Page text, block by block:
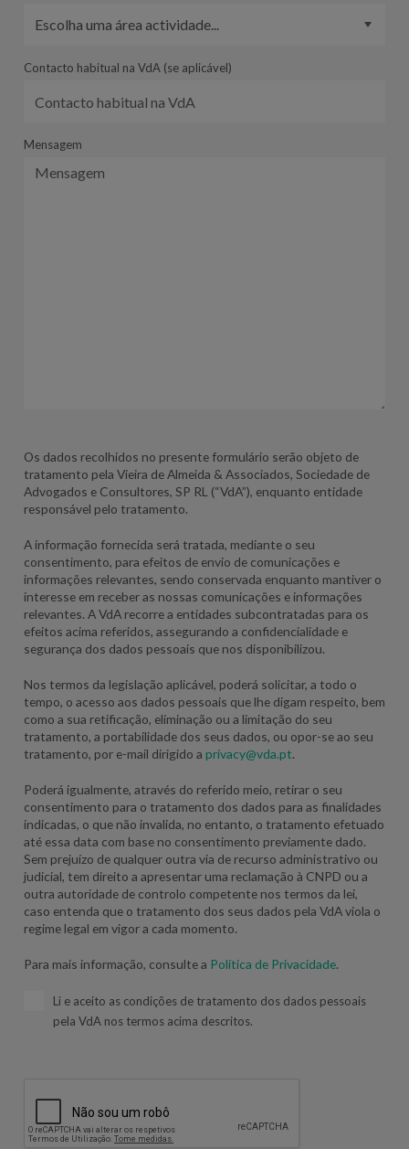
Contacto habitual na VdA (se aplicável)
Mensagem
Os dados recolhidos no presente formulário serão objeto de
tratamento pela Vieira de Almeida & Associados, Sociedade de
Advogados e Consultores, SP RL (“VdA”), enquanto entidade
responsável pelo tratamento.
A informação fornecida será tratada, mediante o seu
consentimento, para efeitos de envio de comunicações e
informações relevantes, sendo conservada enquanto mantiver o
interesse em receber as nossas comunicações e informações
relevantes. A VdA recorre a entidades subcontratadas para os
efeitos acima referidos, assegurando a confidencialidade e
segurança dos dados pessoais que nos disponibilizou.
Nos termos da legislação aplicável, poderá solicitar, a todo o
tempo, o acesso aos dados pessoais que lhe digam respeito, bem
como a sua retificação, eliminação ou a limitação do seu
tratamento, a portabilidade dos seus dados, ou opor-se ao seu
tratamento, por e-mail dirigido a privacy@vda.pt.
Poderá igualmente, através do referido meio, retirar o seu
consentimento para o tratamento dos dados para as finalidades
indicadas, o que não invalida, no entanto, o tratamento efetuado
até essa data com base no consentimento previamente dado.
Sem prejuízo de qualquer outra via de recurso administrativo ou
judicial, tem direito a apresentar uma reclamação à CNPD ou a
outra autoridade de controlo competente nos termos da lei,
caso entenda que o tratamento dos seus dados pela VdA viola o
regime legal em vigor a cada momento.
Para mais informação, consulte a Política de Privacidade.
Li e aceito as condições de tratamento dos dados pessoais
pela VdA nos termos acima descritos.